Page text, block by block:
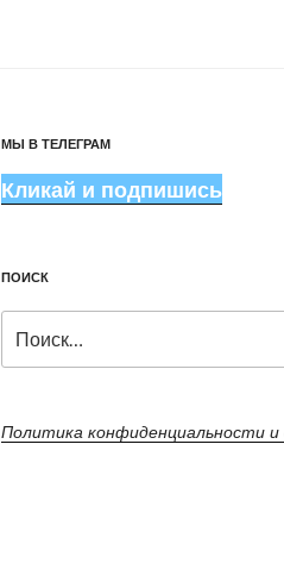
МЫ В ТЕЛЕГРАМ
Кликай и подпишись
ПОИСК
Политика конфиденциальности